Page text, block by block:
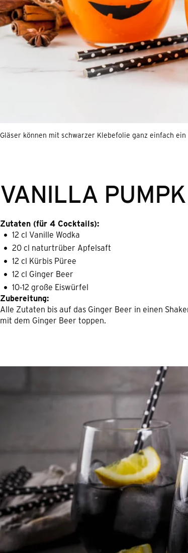
Gläser können mit schwarzer Klebefolie ganz einfach
VANILLA
Zutaten (für 4 Cocktails):
12 cl Vanille Wodka
20 cl naturtrüber Apfelsaft
12 cl Kürbis Püree
12 cl Ginger Beer
10-12 große Eiswürfel
Zubereitung:
Alle Zutaten bis auf das Ginger Beer in einen
mit dem Ginger Beer toppen.